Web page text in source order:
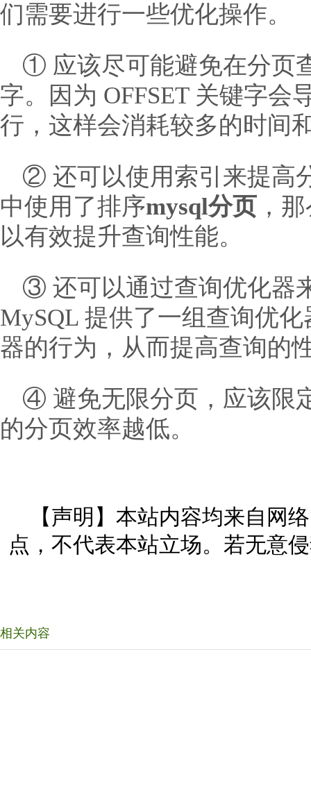
们需要进行一些优化操作。
① 应该尽可能避免在分页
字。因为 OFFSET 关键字会
行，这样会消耗较多的时间
② 还可以使用索引来提高
中使用了排序mysql分页 ，
以有效提升查询性能。
③ 还可以通过查询优化器
MySQL 提供了一组查询优
器的行为，从而提高查询的
④ 避免无限分页，应该限
的分页效率越低。
【声明】本站内容均来自网
点，不代表本站立场。若无意
相关内容